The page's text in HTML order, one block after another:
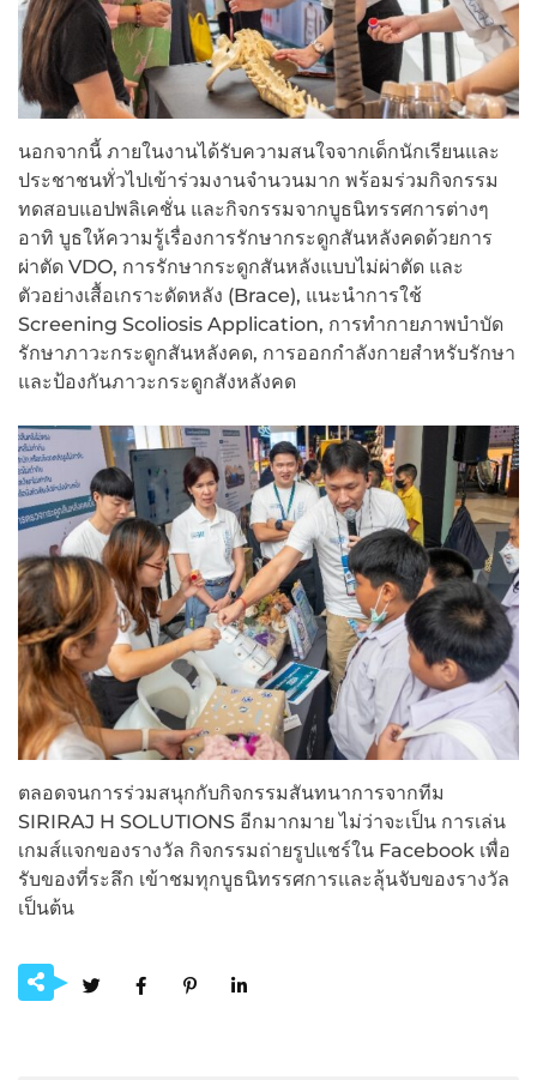
นอกจากนี้ ภายในงานได้รับความสนใจจากเด็กนักเรียนและ
ประชาชนทั่วไปเข้าร่วมงานจำนวนมาก พร้อมร่วมกิจกรรม
ทดสอบแอปพลิเคชั่น และกิจกรรมจากบูธนิทรรศการต่างๆ
อาทิ บูธให้ความรู้เรื่องการรักษากระดูกสันหลังคดด้วยการ
ผ่าตัด VDO, การรักษากระดูกสันหลังแบบไม่ผ่าตัด และ
ตัวอย่างเสื้อเกราะดัดหลัง (Brace), แนะนำการใช้
Screening Scoliosis Application, การทำกายภาพบำบัด
รักษาภาวะกระดูกสันหลังคด, การออกกำลังกายสำหรับรักษา
และป้องกันภาวะกระดูกสังหลังคด
ตลอดจนการร่วมสนุกกับกิจกรรมสันทนาการจากทีม
SIRIRAJ H SOLUTIONS อีกมากมาย ไม่ว่าจะเป็น การเล่น
เกมส์แจกของรางวัล กิจกรรมถ่ายรูปแชร์ใน Facebook เพื่อ
รับของที่ระลึก เข้าชมทุกบูธนิทรรศการและลุ้นจับของรางวัล
เป็นต้น